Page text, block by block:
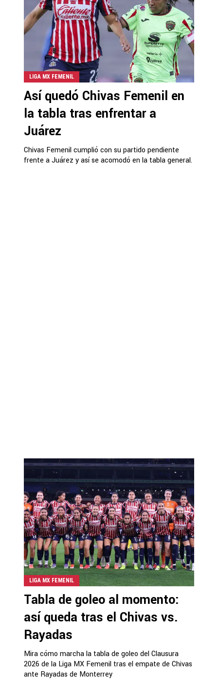
LIGA MX FEMENIL
Así quedó Chivas Femenil en
la tabla tras enfrentar a
Juárez
Chivas Femenil cumplió con su partido pendiente
frente a Juárez y así se acomodó en la tabla general.
LIGA MX FEMENIL
Tabla de goleo al momento:
así queda tras el Chivas vs.
Rayadas
Mira cómo marcha la tabla de goleo del Clausura
2026 de la Liga MX Femenil tras el empate de Chivas
ante Rayadas de Monterrey